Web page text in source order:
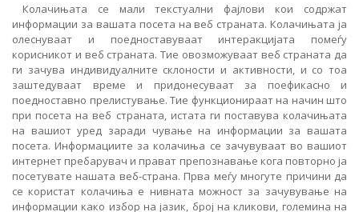
Колачињата се мали текстуални фајлови кои содржат
информации за вашата посета на веб страната. Колачињата ја
олеснуваат и поедноставуваат интеракцијата помеѓу
корисникот и веб страната. Тие овозможуваат веб страната да
ги зачува индивидуалните склоности и активности, и со тоа
заштедуваат време и придонесуваат за поефикасно и
поедноставно прелистување. Тие функционираат на начин што
при посета на веб страната, истата ги поставува колачињата
на вашиот уред заради чување на информации за вашата
посета. Информациите за колачиња се зачувуваат во вашиот
интернет пребарувач и прават препознавање кога повторно ја
посетувате нашата веб-страна. Прва меѓу многуте причини да
се користат колачиња е нивната можност за зачувување на
информации како избор на јазик, број на кликови, големина на